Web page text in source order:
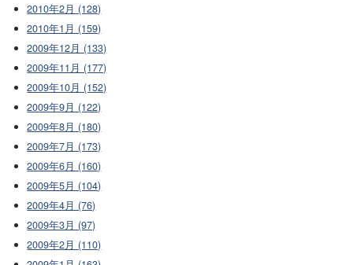
2010年2月 (128)
2010年1月 (159)
2009年12月 (133)
2009年11月 (177)
2009年10月 (152)
2009年9月 (122)
2009年8月 (180)
2009年7月 (173)
2009年6月 (160)
2009年5月 (104)
2009年4月 (76)
2009年3月 (97)
2009年2月 (110)